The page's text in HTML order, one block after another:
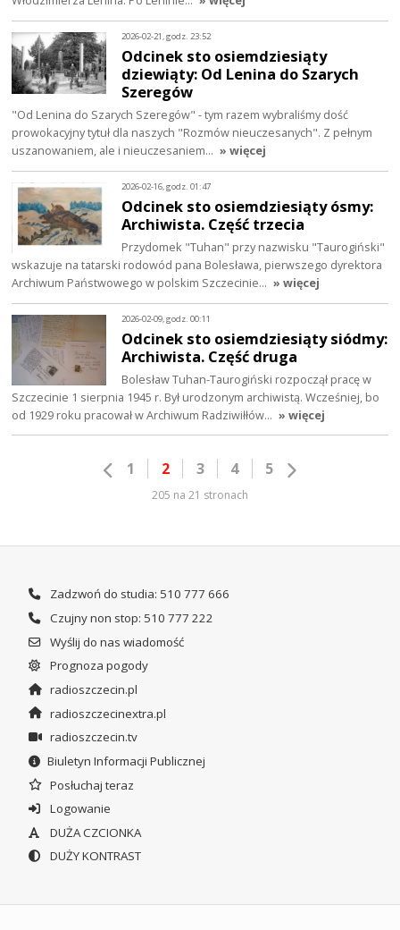
2026-02-21, godz. 23:52
Odcinek sto osiemdziesiąty
dziewiąty: Od Lenina do Szarych
Szeregów
"Od Lenina do Szarych Szeregów" - tym razem wybraliśmy dość
prowokacyjny tytuł dla naszych "Rozmów nieuczesanych". Z pełnym
uszanowaniem, ale i nieuczesaniem… » więcej
2026-02-16, godz. 01:47
Odcinek sto osiemdziesiąty ósmy:
Archiwista. Część trzecia
Przydomek "Tuhan" przy nazwisku "Taurogiński"
wskazuje na tatarski rodowód pana Bolesława, pierwszego dyrektora
Archiwum Państwowego w polskim Szczecinie… » więcej
2026-02-09, godz. 00:11
Odcinek sto osiemdziesiąty siódmy:
Archiwista. Część druga
Bolesław Tuhan-Taurogiński rozpoczął pracę w
Szczecinie 1 sierpnia 1945 r. Był urodzonym archiwistą. Wcześniej, bo
od 1929 roku pracował w Archiwum Radziwiłłów… » więcej
1 2 3 4 5
205 na 21 stronach
Zadzwoń do studia: 510 777 666
Czujny non stop: 510 777 222
Wyślij do nas wiadomość
Prognoza pogody
radioszczecin.pl
radioszczecinextra.pl
radioszczecin.tv
Biuletyn Informacji Publicznej
Posłuchaj teraz
Logowanie
DUŻA CZCIONKA
DUŻY KONTRAST